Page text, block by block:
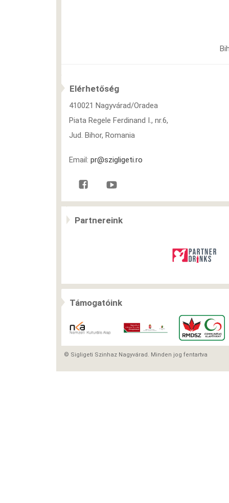
Elérhetőség
410021 Nagyvárad/Oradea
Piata Regele Ferdinand I., nr.6,
Jud. Bihor, Romania
Email: pr@szigligeti.ro
Partnereink
Támogatóink
© Sigligeti Szinhaz Nagyvárad. Minden jog fentartva